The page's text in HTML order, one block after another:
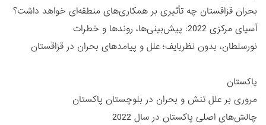
بحران قزاقستان چه تأثیری بر همکاری‌های منطقه‌ای خواهد داشت؟
آسیای مرکزی 2022: پیش‌بینی‌ها، روندها و خطرات
نورسلطان، بدون نظربایف؛ علل و پیامدهای بحران در قزاقستان
پاکستان
مروری بر علل تنش و بحران در بلوچستان پاکستان
چالش‌های اصلی پاکستان در سال 2022